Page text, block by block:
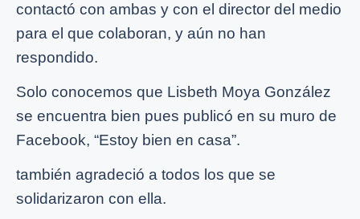
contactó con ambas y con el director del medio
para el que colaboran, y aún no han
respondido.
Solo conocemos que Lisbeth Moya González
se encuentra bien pues publicó en su muro de
Facebook, “Estoy bien en casa”.
también agradeció a todos los que se
solidarizaron con ella.